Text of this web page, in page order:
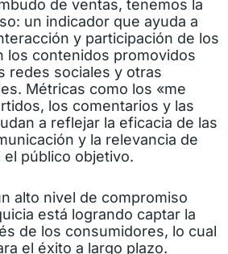
de ventas, tenemos la
un indicador que ayuda a
y participación de los
los contenidos promovidos
redes sociales y otras
Métricas como los «me
los comentarios y las
a reflejar la eficacia de las
y la relevancia de
público objetivo.
alto nivel de compromiso
está logrando captar la
de los consumidores, lo cual
el éxito a largo plazo.